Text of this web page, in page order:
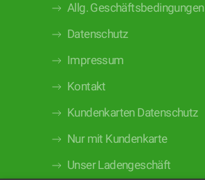
Allg. Geschäftsbedingungen
Datenschutz
Impressum
Kontakt
Kundenkarten Datenschutz
Nur mit Kundenkarte
Unser Ladengeschäft